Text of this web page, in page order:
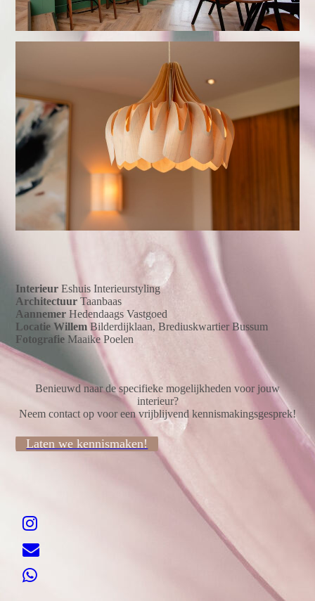
Interieur Eshuis Interieurstyling
ArchitectuurTaanbaas
Aannemer Hedendaags Vastgoed
Locatie WillemBilderdijklaan, Brediuskwartier Bussum
Fotografie Maaike Poelen
Benieuwd naar de specifieke mogelijkheden voor jouw
interieur?
Neem contact op voor een vrijblijvend kennismakingsgesprek!
Laten we kennismaken!